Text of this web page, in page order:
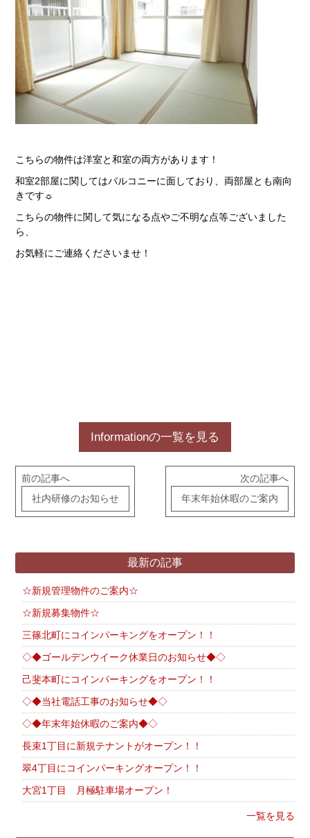
こちらの物件は洋室と和室の両方があります！
和室2部屋に関してはバルコニーに面しており、両部屋とも南向
きです☼
こちらの物件に関して気になる点やご不明な点等ございました
ら、
お気軽にご連絡くださいませ！
Informationの一覧を見る
前の記事へ
社内研修のお知らせ
次の記事へ
年末年始休暇のご案内
最新の記事
☆新規管理物件のご案内☆
☆新規募集物件☆
三篠北町にコインパーキングをオープン！！
◇◆ゴールデンウイーク休業日のお知らせ◆◇
己斐本町にコインパーキングをオープン！！
◇◆当社電話工事のお知らせ◆◇
◇◆年末年始休暇のご案内◆◇
長束1丁目に新規テナントがオープン！！
翠4丁目にコインパーキングオープン！！
大宮1丁目 月極駐車場オープン！
一覧を見る